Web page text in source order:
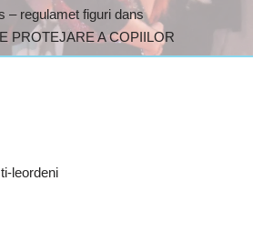
– regulamet figuri dans
PROTEJARE A COPIILOR
leordeni